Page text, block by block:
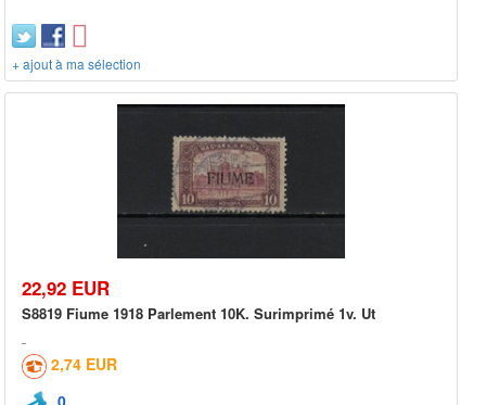
+ ajout à ma sélection
22,92 EUR
S8819 Fiume 1918 Parlement 10K. Surimprimé 1v. Ut
2,74 EUR